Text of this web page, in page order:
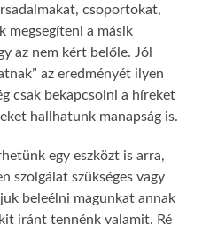
csoportokat,
megsegíteni a másik
az nem kért belőle. Jól
az eredményét ilyen
csak bekapcsolni a híreket
hallhatunk manapság is.
egy eszközt is arra,
szolgálat szükséges vagy
beleélni magunkat annak
iránt tennénk valamit. Ré